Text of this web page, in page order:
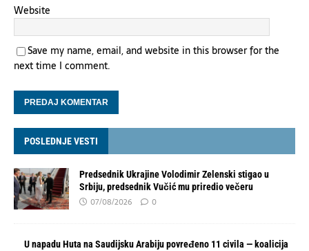
Website
Save my name, email, and website in this browser for the
next time I comment.
POSLEDNJE VESTI
Predsednik Ukrajine Volodimir Zelenski stigao u
Srbiju, predsednik Vučić mu priredio večeru
07/08/2026 0
U napadu Huta na Saudijsku Arabiju povređeno 11 civila — koalicija